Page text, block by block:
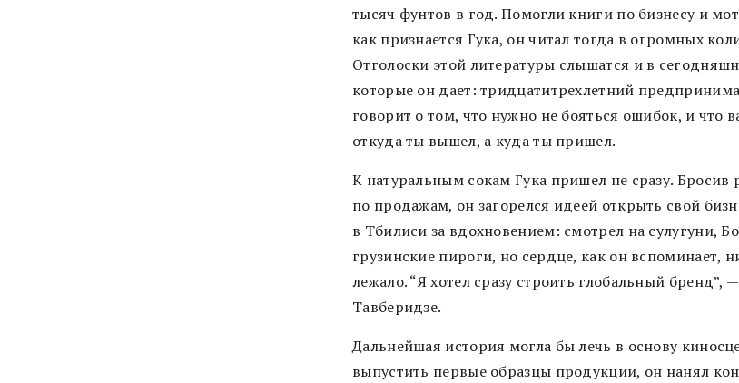
тысяч фунтов в год. Помогли книги по бизнесу и
как признается Гука, он читал тогда в огромных
Отголоски этой литературы слышатся и в
которые он дает: тридцатитрехлетний
говорит о том, что нужно не бояться ошибок, и что
откуда ты вышел, а куда ты пришел.
К натуральным сокам Гука пришел не сразу. Бросив
по продажам, он загорелся идеей открыть свой
в Тбилиси за вдохновением: смотрел на сулугуни,
грузинские пироги, но сердце, как он вспоминает,
лежало. “Я хотел сразу строить глобальный бренд”,
Тавберидзе.
Дальнейшая история могла бы лечь в основу
выпустить первые образцы продукции, он нанял